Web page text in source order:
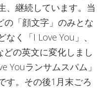
、継続しています。当
の「顔文字」のみとな
く「I Love You」、
の英文に変化しまし
Youランサムスパム」
す。その後1月末ごろ